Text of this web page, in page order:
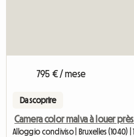
795 € / mese
Da scoprire
Camera color malva à louer
Alloggio condiviso | Bruxelles (1040) |